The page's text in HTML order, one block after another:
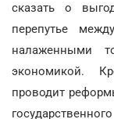
сказать о
перепутье
налаженными
экономикой.
проводит